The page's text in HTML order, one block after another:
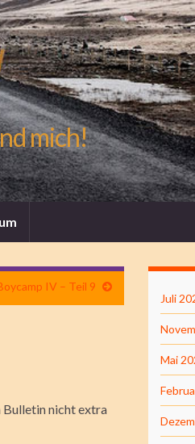
mich!
IV – Teil 9
Bulletin nicht extra
Juli
Mai